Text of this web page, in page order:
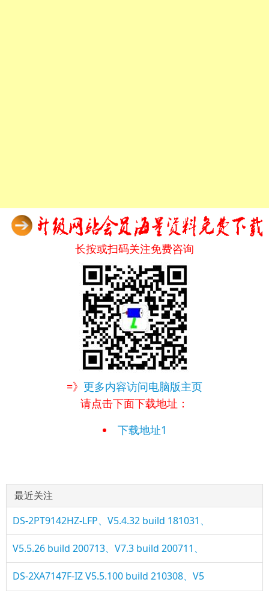
长按或扫码关注免费咨询
=》 更多内容访问电脑版主页
请点击下面下载地址：
下载地址1
最近关注
DS-2PT9142HZ-LFP、V5.4.32 build 181031、
V5.5.26 build 200713、V7.3 build 200711、
DS-2XA7147F-IZ V5.5.100 build 210308、V5